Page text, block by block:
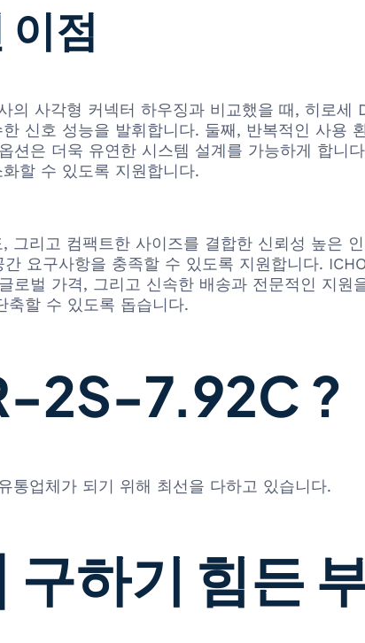
이점
사각형 커넥터 하우징과 비교했을 때, 히로세
신호 성능을 발휘합니다. 둘째, 반복적인 사용
션은 더욱 유연한 시스템 설계를 가능하게 합니
할 수 있도록 지원합니다.
리고 컴팩트한 사이즈를 결합한 신뢰성 높은
요구사항을 충족할 수 있도록 지원합니다.
로벌 가격, 그리고 신속한 배송과 전문적인 지원
축할 수 있도록 돕습니다.
2S-7.92C ?
통업체가 되기 위해 최선을 다하고 있습니다.
하기 힘든